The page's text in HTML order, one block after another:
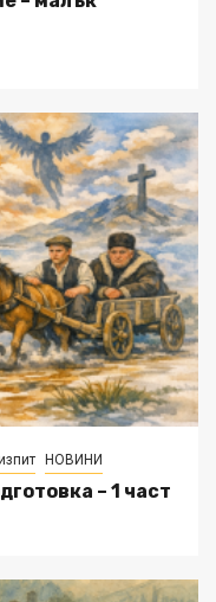
НОВИНИ
– 1 част